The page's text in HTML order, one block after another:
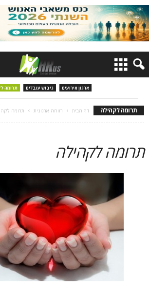
ארגון אירועים גיבוש עובדים תרומה
תרומה לקהילה דף הבית רווחה ארגונית תרומה
תרומה לקהילה